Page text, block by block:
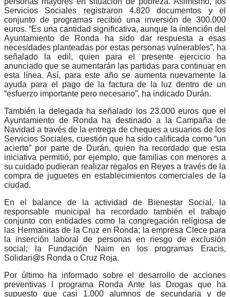
Servicios Sociales registraron 4.820 documentos y el
conjunto de programas recibió una inversión de 300.000
euros. “Es una cantidad significativa, aunque la intención del
Ayuntamiento de Ronda ha sido dar respuesta a esas
necesidades planteadas por estas personas vulnerables”, ha
señalado la edil, quien para el presente ejercicio ha
anunciado que se aumentarán las partidas para continuar en
esta línea. Así, para este año se aumenta nuevamente la
ayuda para el pago de la factura de la luz dentro de un
“esfuerzo importante pero necesario”, ha indicado Durán.
También la delegada ha señalado los 23.000 euros que el
Ayuntamiento de Ronda ha destinado a la Campaña de
Navidad a través de la entrega de cheques a usuarios de los
Servicios Sociales, cuestión que ha sido calificada como “un
acierto” por parte de Durán, quien ha recordado que esta
iniciativa permitió, por ejemplo, que familias con menores a
su cuidado pudieran realizar regalos en Reyes a través de la
compra de juguetes en establecimientos comerciales de la
ciudad.
En el balance de la actividad de Bienestar Social, la
responsable municipal ha recordado también el trabajo
conjunto con entidades como la congregación religiosa de
las Hermanitas de la Cruz en Ronda; la empresa Clece para
la inserción laboral de personas en riesgo de exclusión
social; la Fundación Naim en los programas Eracis,
Solidari@s Ronda o Cruz Roja.
Por último ha informado sobre el desarrollo de acciones
preventivas l programa Ronda Ante las Drogas que ha
supuesto que casi 1.000 alumnos de secundaria y de